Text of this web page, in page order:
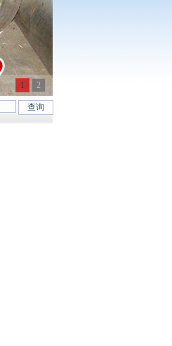
1 2
、16Mn-45Mn、27SiMn、Cr5Mo、